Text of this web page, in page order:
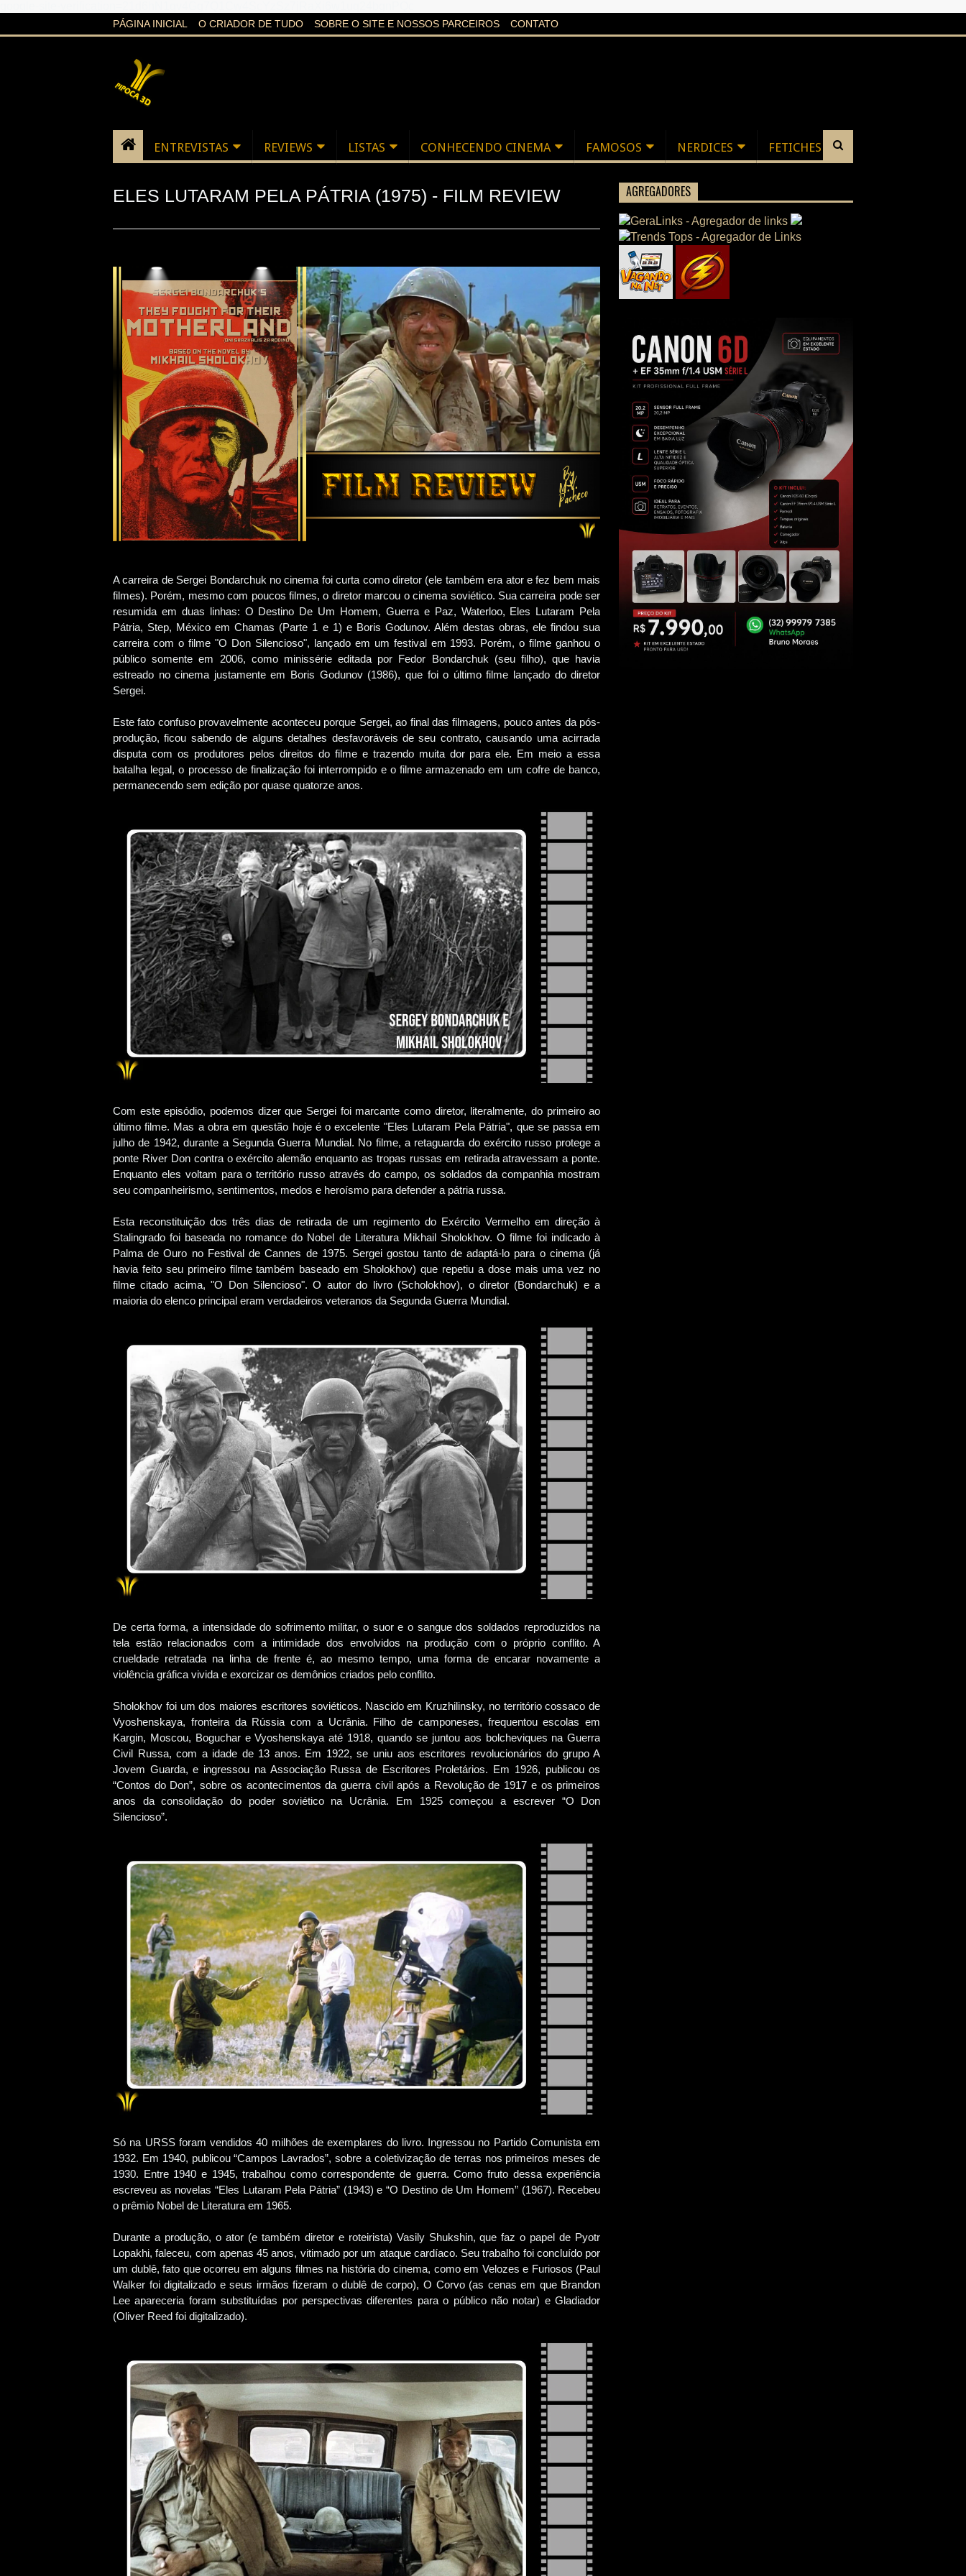
PÁGINA INICIAL O CRIADOR DE TUDO SOBRE O SITE E NOSSOS PARCEIROS CONTATO
ENTREVISTAS REVIEWS LISTAS CONHECENDO CINEMA FAMOSOS NERDICES FETICHES
ELES LUTARAM PELA PÁTRIA (1975) - FILM REVIEW
A carreira de Sergei Bondarchuk no cinema foi curta como diretor (ele também era ator e fez bem mais
filmes). Porém, mesmo com poucos filmes, o diretor marcou o cinema soviético. Sua carreira pode ser
resumida em duas linhas: O Destino De Um Homem, Guerra e Paz, Waterloo, Eles Lutaram Pela
Pátria, Step, México em Chamas (Parte 1 e 1) e Boris Godunov. Além destas obras, ele findou sua
carreira com o filme "O Don Silencioso", lançado em um festival em 1993. Porém, o filme ganhou o
público somente em 2006, como minissérie editada por Fedor Bondarchuk (seu filho), que havia
estreado no cinema justamente em Boris Godunov (1986), que foi o último filme lançado do diretor
Sergei.
Este fato confuso provavelmente aconteceu porque Sergei, ao final das filmagens, pouco antes da pós-
produção, ficou sabendo de alguns detalhes desfavoráveis ​​de seu contrato, causando uma acirrada
disputa com os produtores pelos direitos do filme e trazendo muita dor para ele. Em meio a essa
batalha legal, o processo de finalização foi interrompido e o filme armazenado em um cofre de banco,
permanecendo sem edição por quase quatorze anos.
Com este episódio, podemos dizer que Sergei foi marcante como diretor, literalmente, do primeiro ao
último filme. Mas a obra em questão hoje é o excelente "Eles Lutaram Pela Pátria", que se passa em
julho de 1942, durante a Segunda Guerra Mundial. No filme, a retaguarda do exército russo protege a
ponte River Don contra o exército alemão enquanto as tropas russas em retirada atravessam a ponte.
Enquanto eles voltam para o território russo através do campo, os soldados da companhia mostram
seu companheirismo, sentimentos, medos e heroísmo para defender a pátria russa.
Esta reconstituição dos três dias de retirada de um regimento do Exército Vermelho em direção à
Stalingrado foi baseada no romance do Nobel de Literatura Mikhail Sholokhov. O filme foi indicado à
Palma de Ouro no Festival de Cannes de 1975. Sergei gostou tanto de adaptá-lo para o cinema (já
havia feito seu primeiro filme também baseado em Sholokhov) que repetiu a dose mais uma vez no
filme citado acima, "O Don Silencioso". O autor do livro (Scholokhov), o diretor (Bondarchuk) e a
maioria do elenco principal eram verdadeiros veteranos da Segunda Guerra Mundial.
De certa forma, a intensidade do sofrimento militar, o suor e o sangue dos soldados reproduzidos na
tela estão relacionados com a intimidade dos envolvidos na produção com o próprio conflito. A
crueldade retratada na linha de frente é, ao mesmo tempo, uma forma de encarar novamente a
violência gráfica vivida e exorcizar os demônios criados pelo conflito.
Sholokhov foi um dos maiores escritores soviéticos. Nascido em Kruzhilinsky, no território cossaco de
Vyoshenskaya, fronteira da Rússia com a Ucrânia. Filho de camponeses, frequentou escolas em
Kargin, Moscou, Boguchar e Vyoshenskaya até 1918, quando se juntou aos bolcheviques na Guerra
Civil Russa, com a idade de 13 anos. Em 1922, se uniu aos escritores revolucionários do grupo A
Jovem Guarda, e ingressou na Associação Russa de Escritores Proletários. Em 1926, publicou os
“Contos do Don”, sobre os acontecimentos da guerra civil após a Revolução de 1917 e os primeiros
anos da consolidação do poder soviético na Ucrânia. Em 1925 começou a escrever “O Don
Silencioso”.
Só na URSS foram vendidos 40 milhões de exemplares do livro. Ingressou no Partido Comunista em
1932. Em 1940, publicou “Campos Lavrados”, sobre a coletivização de terras nos primeiros meses de
1930. Entre 1940 e 1945, trabalhou como correspondente de guerra. Como fruto dessa experiência
escreveu as novelas “Eles Lutaram Pela Pátria” (1943) e “O Destino de Um Homem” (1967). Recebeu
o prêmio Nobel de Literatura em 1965.
Durante a produção, o ator (e também diretor e roteirista) Vasily Shukshin, que faz o papel de Pyotr
Lopakhi, faleceu, com apenas 45 anos, vitimado por um ataque cardíaco. Seu trabalho foi concluído por
um dublê, fato que ocorreu em alguns filmes na história do cinema, como em Velozes e Furiosos (Paul
Walker foi digitalizado e seus irmãos fizeram o dublê de corpo), O Corvo (as cenas em que Brandon
Lee apareceria foram substituídas por perspectivas diferentes para o público não notar) e Gladiador
(Oliver Reed foi digitalizado).
AGREGADORES